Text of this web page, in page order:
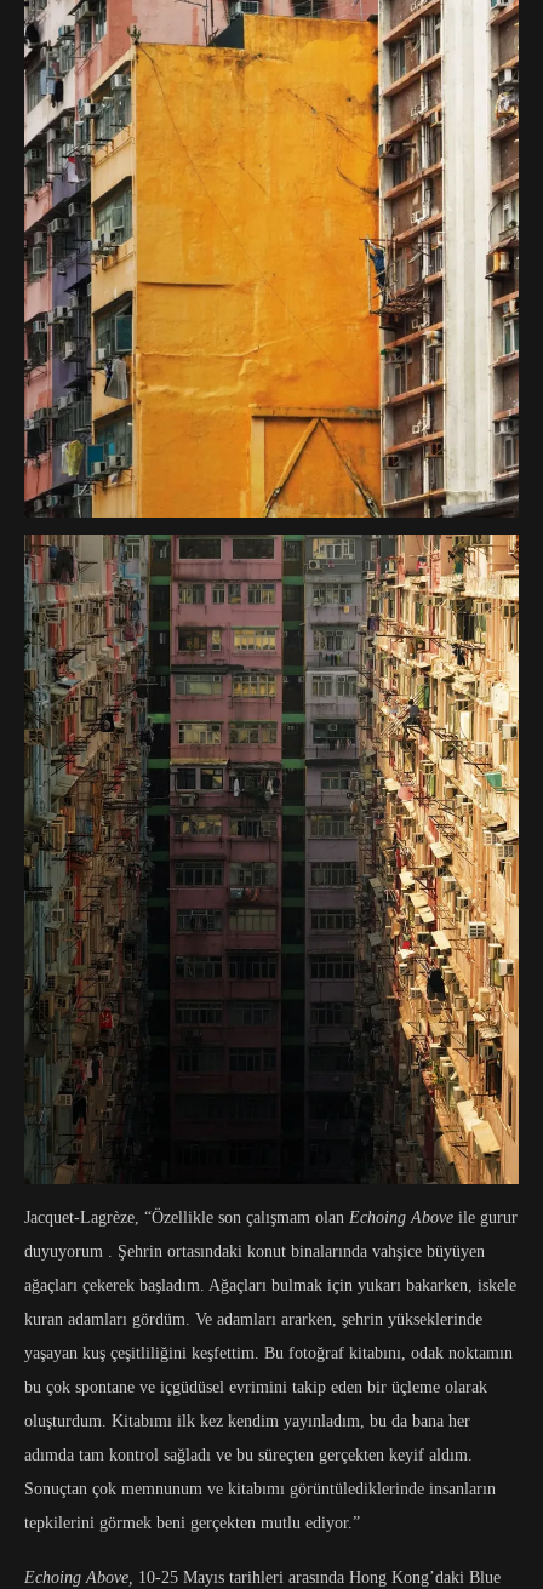
Jacquet-Lagrèze, “Özellikle son çalışmam olan Echoing Above ile gurur
duyuyorum . Şehrin ortasındaki konut binalarında vahşice büyüyen
ağaçları çekerek başladım. Ağaçları bulmak için yukarı bakarken, iskele
kuran adamları gördüm. Ve adamları ararken, şehrin yükseklerinde
yaşayan kuş çeşitliliğini keşfettim. Bu fotoğraf kitabını, odak noktamın
bu çok spontane ve içgüdüsel evrimini takip eden bir üçleme olarak
oluşturdum. Kitabımı ilk kez kendim yayınladım, bu da bana her
adımda tam kontrol sağladı ve bu süreçten gerçekten keyif aldım.
Sonuçtan çok memnunum ve kitabımı görüntülediklerinde insanların
tepkilerini görmek beni gerçekten mutlu ediyor.”
Echoing Above, 10-25 Mayıs tarihleri ​​arasında Hong Kong’daki Blue